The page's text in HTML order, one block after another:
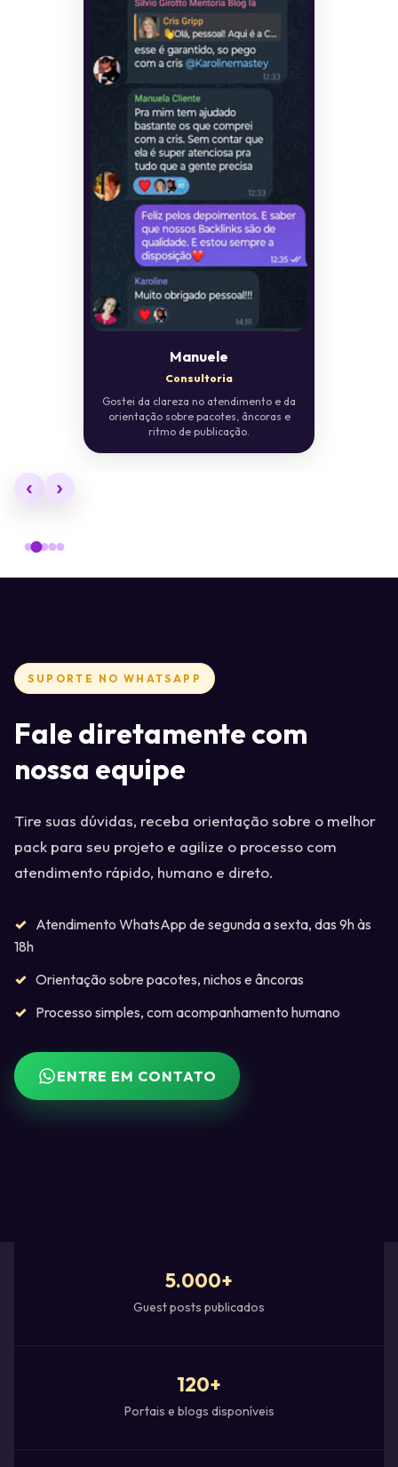
Manuele
Consultoria
Gostei da clareza no atendimento e da
orientação sobre pacotes, âncoras e
ritmo de publicação.
‹ ›
SUPORTE NO WHATSAPP
Fale diretamente com
nossa equipe
Tire suas dúvidas, receba orientação sobre o melhor
pack para seu projeto e agilize o processo com
atendimento rápido, humano e direto.
Atendimento WhatsApp de segunda a sexta, das 9h às
18h
Orientação sobre pacotes, nichos e âncoras
Processo simples, com acompanhamento humano
ENTRE EM CONTATO
5.000+
Guest posts publicados
120+
Portais e blogs disponíveis